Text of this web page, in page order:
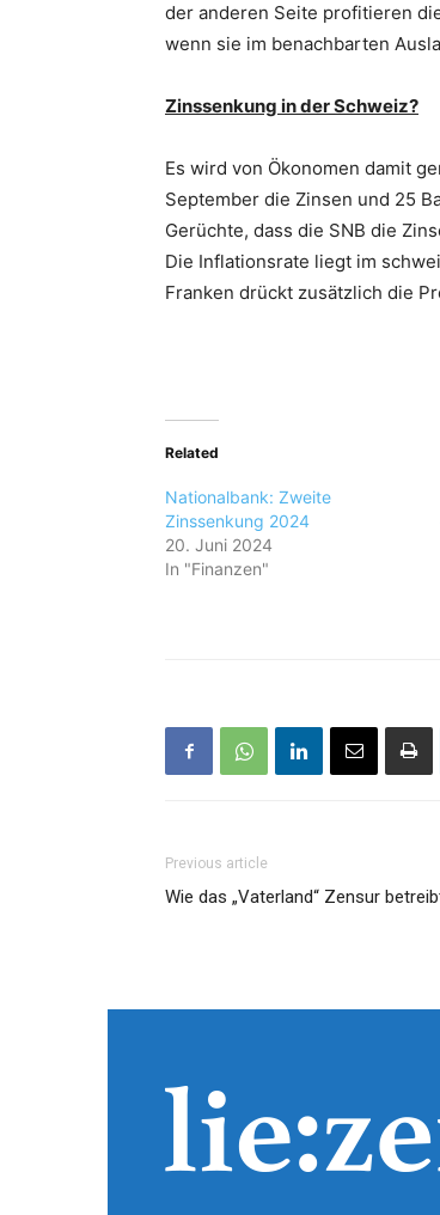
der anderen Seite profitieren
wenn sie im benachbarten
Zinssenkung in der Schweiz?
Es wird von Ökonomen damit
September die Zinsen und 25
Gerüchte, dass die SNB die
Die Inflationsrate liegt im
Franken drückt zusätzlich die
Related
Nationalbank: Zweite
Zinssenkung 2024
20. Juni 2024
In "Finanzen"
Previous article
Wie das „Vaterland“ Zensur